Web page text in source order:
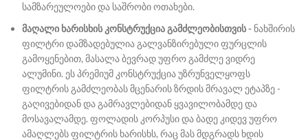
სამზარეულოები და საშრობი ოთახები.
მაღალი ხარისხის კონსტრუქცია გამძლეობისთვის- ნახშირის
ფილტრი დამზადებულია გალვანზირებული ფურცლის
გამოყენებით, მასალა ბევრად უფრო გამძლე ვიდრე
ალუმინი. ეს პრემიუმ კონსტრუქცია უზრუნველყოფს
ფილტრის გამძლეობას მცენარის ზრდის მრავალ ეტაპზე -
გაღივებიდან და გამრავლებიდან ყვავილობამდე და
მოსავალამდე. ფოლადის კორპუსი და ბადე კიდევ უფრო
ამაღლებს ფილტრის ხარისხს, რაც მას მდგრადს ხდის